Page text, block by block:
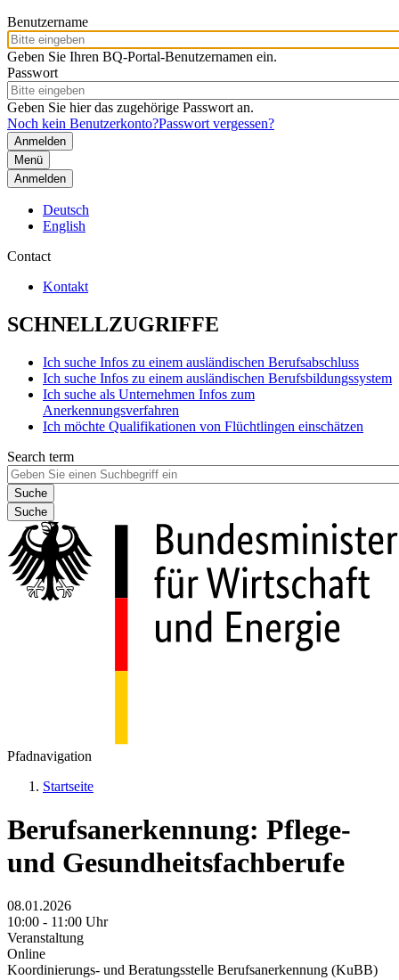
Benutzername
Geben Sie Ihren BQ-Portal-Benutzernamen ein.
Passwort
Geben Sie hier das zugehörige Passwort an.
Noch kein Benutzerkonto?Passwort vergessen?
Menü
Anmelden
Deutsch
English
Contact
Kontakt
SCHNELLZUGRIFFE
Ich suche Infos zu einem ausländischen Berufsabschluss
Ich suche Infos zu einem ausländischen Berufsbildungssystem
Ich suche als Unternehmen Infos zum
Anerkennungsverfahren
Ich möchte Qualifikationen von Flüchtlingen einschätzen
Search term
Suche
Pfadnavigation
Startseite
Berufsanerkennung: Pflege-
und Gesundheitsfachberufe
08.01.2026
10:00 - 11:00 Uhr
Veranstaltung
Online
Koordinierungs- und Beratungsstelle Berufsanerkennung (KuBB)